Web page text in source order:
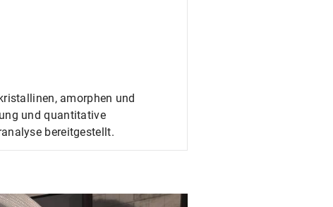
amorphen und
und quantitative
bereitgestellt.